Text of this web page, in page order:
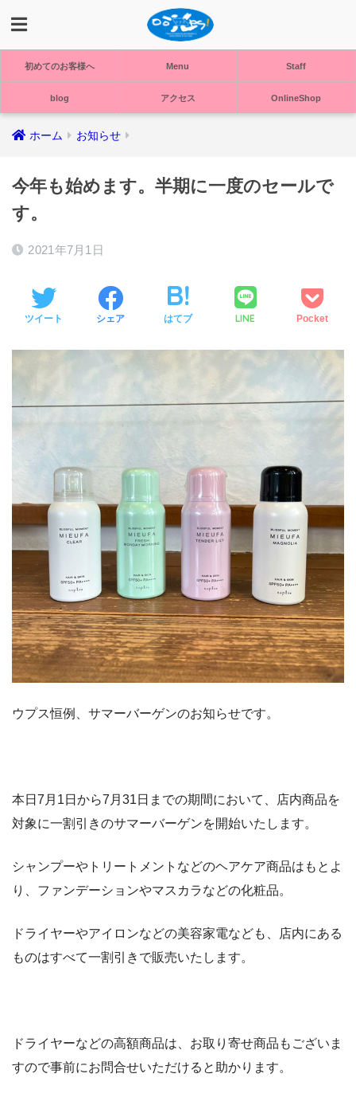
初めてのお客様へ Menu Staff
blog アクセス OnlineShop
ホーム お知らせ
今年も始めます。半期に一度のセールで
す。
2021年7月1日
ツイート シェア はてブ LINE Pocket
ウプス恒例、サマーバーゲンのお知らせです。
本日7月1日から7月31日までの期間において、店内商品を
対象に一割引きのサマーバーゲンを開始いたします。
シャンプーやトリートメントなどのヘアケア商品はもとよ
り、ファンデーションやマスカラなどの化粧品。
ドライヤーやアイロンなどの美容家電なども、店内にある
ものはすべて一割引きで販売いたします。
ドライヤーなどの高額商品は、お取り寄せ商品もございま
すので事前にお問合せいただけると助かります。